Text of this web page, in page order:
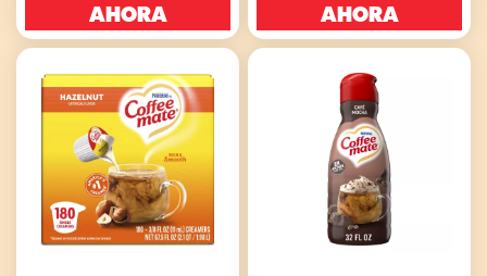
AHORA
AHORA